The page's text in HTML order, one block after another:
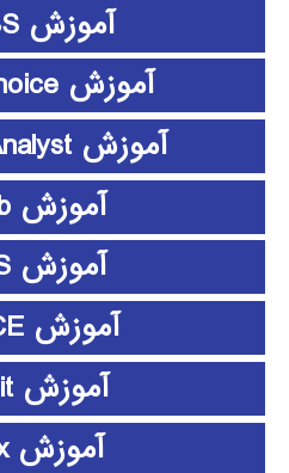
آموزش ETABS
آموزش expert choice
آموزش Frontier Analyst
آموزش github
آموزش HFSS
آموزش HSPICE
آموزش L-Edit
آموزش Latex